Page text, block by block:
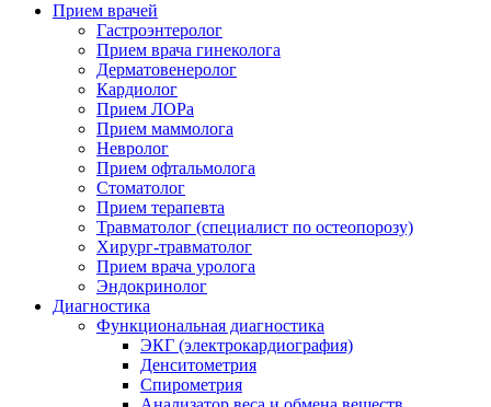
Прием врачей
Гастроэнтеролог
Прием врача гинеколога
Дерматовенеролог
Кардиолог
Прием ЛОРа
Прием маммолога
Невролог
Прием офтальмолога
Стоматолог
Прием терапевта
Травматолог (специалист по остеопорозу)
Хирург-травматолог
Прием врача уролога
Эндокринолог
Диагностика
Функциональная диагностика
ЭКГ (электрокардиография)
Денситометрия
Спирометрия